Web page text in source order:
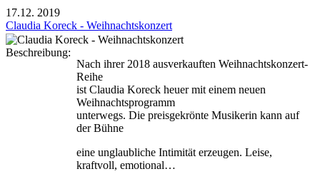
17.12. 2019
Claudia Koreck - Weihnachtskonzert
Beschreibung:
Nach ihrer 2018 ausverkauften Weihnachtskonzert-
Reihe
ist Claudia Koreck heuer mit einem neuen
Weihnachtsprogramm
unterwegs. Die preisgekrönte Musikerin kann auf
der Bühne
eine unglaubliche Intimität erzeugen. Leise,
kraftvoll, emotional…